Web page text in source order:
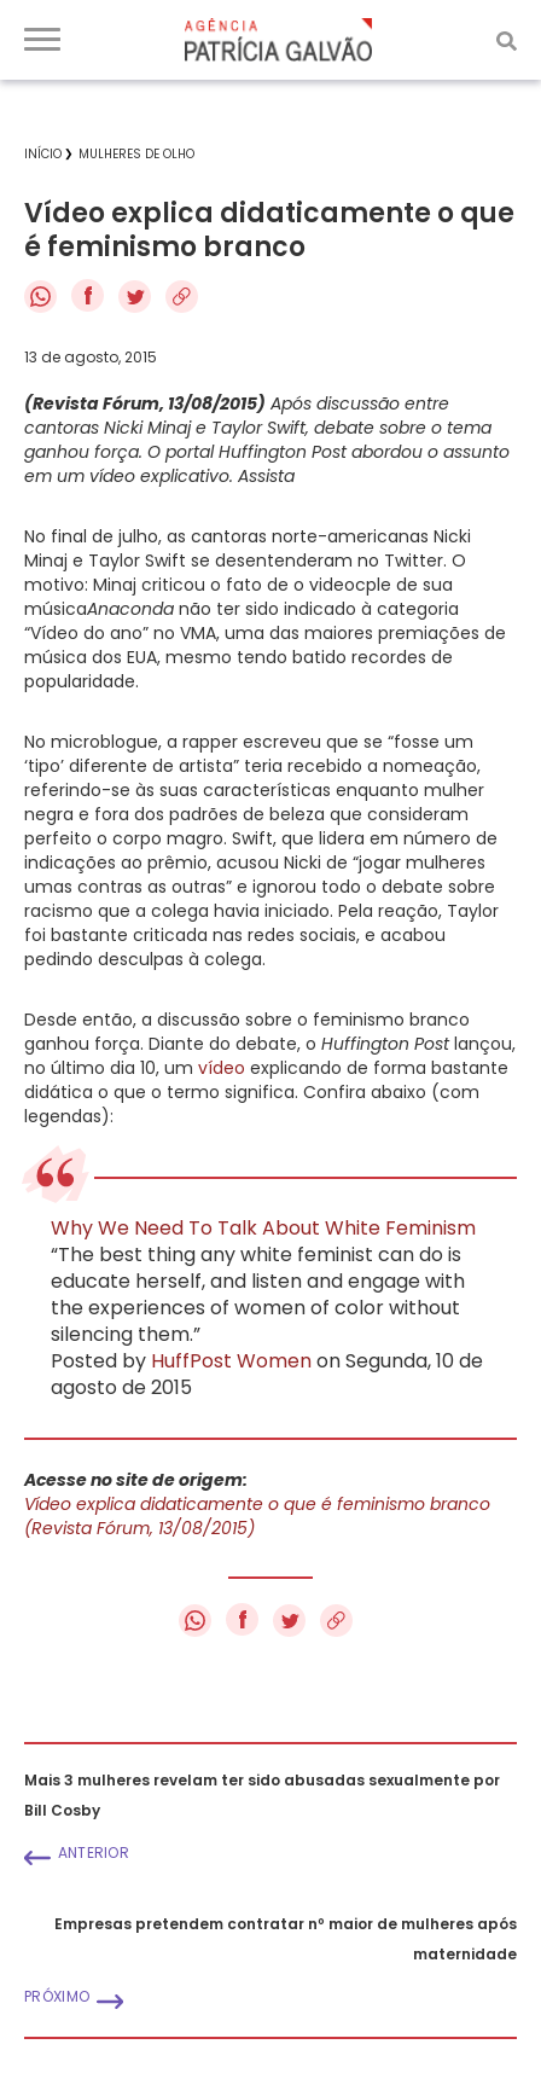
INÍCIO MULHERES DE OLHO
Vídeo explica didaticamente o que
é feminismo branco
f
13 de agosto, 2015
(Revista Fórum, 13/08/2015) Após discussão entre
cantoras Nicki Minaj e Taylor Swift, debate sobre o tema
ganhou força. O portal Huffington Post abordou o assunto
em um vídeo explicativo. Assista
No final de julho, as cantoras norte-americanas Nicki
Minaj e Taylor Swift se desentenderam no Twitter. O
motivo: Minaj criticou o fato de o videocple de sua
músicaAnaconda não ter sido indicado à categoria
“Vídeo do ano” no VMA, uma das maiores premiações de
música dos EUA, mesmo tendo batido recordes de
popularidade.
No microblogue, a rapper escreveu que se “fosse um
‘tipo’ diferente de artista” teria recebido a nomeação,
referindo-se às suas características enquanto mulher
negra e fora dos padrões de beleza que consideram
perfeito o corpo magro. Swift, que lidera em número de
indicações ao prêmio, acusou Nicki de “jogar mulheres
umas contras as outras” e ignorou todo o debate sobre
racismo que a colega havia iniciado. Pela reação, Taylor
foi bastante criticada nas redes sociais, e acabou
pedindo desculpas à colega.
Desde então, a discussão sobre o feminismo branco
ganhou força. Diante do debate, o Huffington Postlançou,
no último dia 10, um vídeo explicando de forma bastante
didática o que o termo significa. Confira abaixo (com
legendas):
Why We Need To Talk About White Feminism
“The best thing any white feminist can do is
educate herself, and listen and engage with
the experiences of women of color without
silencing them.”
Posted by HuffPost Womenon Segunda, 10 de
agosto de 2015
Acesse no site de origem:
Vídeo explica didaticamente o que é feminismo branco
(Revista Fórum, 13/08/2015)
f
Mais 3 mulheres revelam ter sido abusadas sexualmente por
Bill Cosby
ANTERIOR
Empresas pretendem contratar nº maior de mulheres após
maternidade
PRÓXIMO